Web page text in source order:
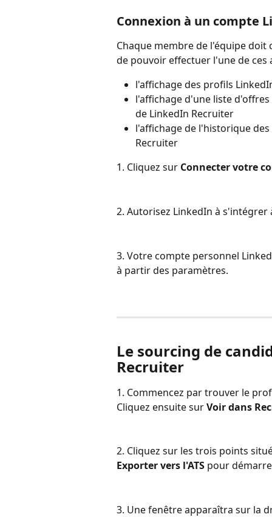
Connexion à un compte
Chaque membre de l'équipe
de pouvoir effectuer l'une de ces
l'affichage des profils
l'affichage d'une liste
de LinkedIn Recruiter
l'affichage de l'historique
Recruiter
1. Cliquez sur Connecter votre
2. Autorisez LinkedIn à s'intégrer
3. Votre compte personnel
à partir des paramètres.
Le sourcing de
Recruiter
1. Commencez par trouver le
Cliquez ensuite sur Voir dans
2. Cliquez sur les trois points
Exporter vers l'ATS pour
3. Une fenêtre apparaîtra sur la